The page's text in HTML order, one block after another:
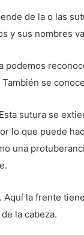
de la o las
y sus nombres
podemos
se
sutura se
lo que puede
una
Aquí la frente
la cabeza.